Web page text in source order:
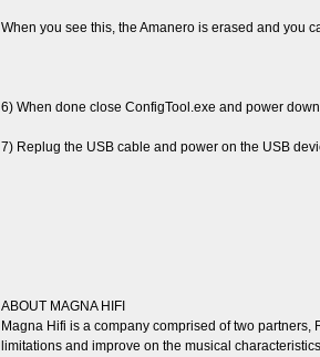
When you see this, the Amanero is erased and you
6) When done close ConfigTool.exe and power
7) Replug the USB cable and power on the USB
ABOUT MAGNA HIFI
Magna Hifi is a company comprised of two
limitations and improve on the musical